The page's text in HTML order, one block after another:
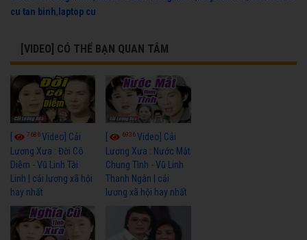
cu tan binh, laptop cu
[VIDEO] CÓ THỂ BẠN QUAN TÂM
7686Video] Cải
Lương Xưa : Đời Cô
Diễm - Vũ Linh Tài
Linh | cải lương xã hội
hay nhất
6936Video] Cải
Lương Xưa : Nước Mắt
Chung Tình - Vũ Linh
Thanh Ngân | cải
lương xã hội hay nhất